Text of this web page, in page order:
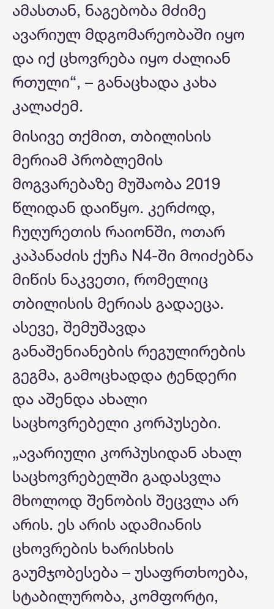
ამასთან, ნაგებობა მძიმე
ავარიულ მდგომარეობაში იყო
და იქ ცხოვრება იყო ძალიან
რთული“, – განაცხადა კახა
კალაძემ.
მისივე თქმით, თბილისის
მერიამ პრობლემის
მოგვარებაზე მუშაობა 2019
წლიდან დაიწყო. კერძოდ,
ჩუღურეთის რაიონში, ოთარ
კაპანაძის ქუჩა N4-ში მოიძებნა
მიწის ნაკვეთი, რომელიც
თბილისის მერიას გადაეცა.
ასევე, შემუშავდა
განაშენიანების რეგულირების
გეგმა, გამოცხადდა ტენდერი
და აშენდა ახალი
საცხოვრებელი კორპუსები.
„ავარიული კორპუსიდან ახალ
საცხოვრებელში გადასვლა
მხოლოდ შენობის შეცვლა არ
არის. ეს არის ადამიანის
ცხოვრების ხარისხის
გაუმჯობესება – უსაფრთხოება,
სტაბილურობა, კომფორტი,